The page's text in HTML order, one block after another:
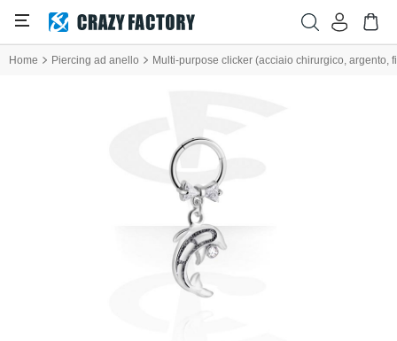
Home Piercing ad anello Multi-purpose clicker (acciaio chirurgico,